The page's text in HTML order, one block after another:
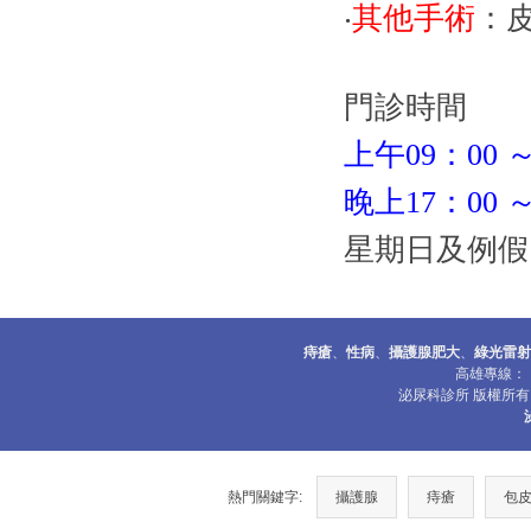
‧其他手術 ：
門診時間
上午09 ： 00
晚上17 ： 00
星期日及例
痔瘡、性病、 攝護腺肥大、 綠光雷射
高雄專
泌尿科診所 版權所
熱門關鍵字: 攝護腺 痔瘡 包皮